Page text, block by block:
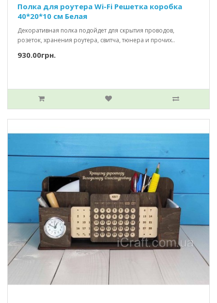
Полка для роутера Wi-Fi Решетка коробка
40*20*10 см Белая
Декоративная полка подойдет для скрытия проводов,
розеток, хранения роутера, свитча, тюнера и прочих..
930.00грн.